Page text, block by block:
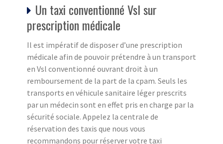
Un taxi conventionné Vsl sur
prescription médicale
Il est impératif de disposer d’une prescription
médicale afin de pouvoir prétendre à un transport
en Vsl conventionné ouvrant droit à un
remboursement de la part de la cpam. Seuls les
transports en véhicule sanitaire léger prescrits
par un médecin sont en effet pris en charge par la
sécurité sociale. Appelez la centrale de
réservation des taxis que nous vous
recommandons pour réserver votre taxi